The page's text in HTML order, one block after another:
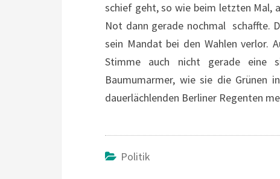
schief geht, so wie beim letzten Mal,
Not dann gerade nochmal schaffte.
sein Mandat bei den Wahlen verlor.
Stimme auch nicht gerade eine
Baumumarmer, wie sie die Grünen
dauerlächlenden Berliner Regenten
Politik